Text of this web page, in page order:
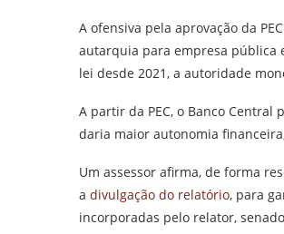
A ofensiva pela aprovação da
autarquia para empresa pública
lei desde 2021, a autoridade
A partir da PEC, o Banco
daria maior autonomia
Um assessor afirma, de forma
a divulgação do relatório, para
incorporadas pelo relator,